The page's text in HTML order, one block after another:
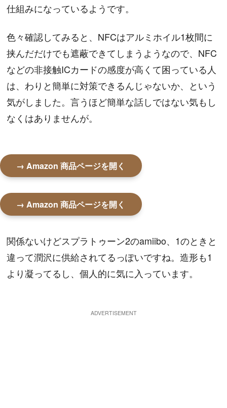
仕組みになっているようです。
色々確認してみると、NFCはアルミホイル1枚間に
挟んだだけでも遮蔽できてしまうようなので、NFC
などの非接触ICカードの感度が高くて困っている人
は、わりと簡単に対策できるんじゃないか、という
気がしました。言うほど簡単な話しではない気もし
なくはありませんが。
→ Amazon 商品ページを開く
→ Amazon 商品ページを開く
関係ないけどスプラトゥーン2のamiibo、1のときと
違って潤沢に供給されてるっぽいですね。造形も1
より凝ってるし、個人的に気に入っています。